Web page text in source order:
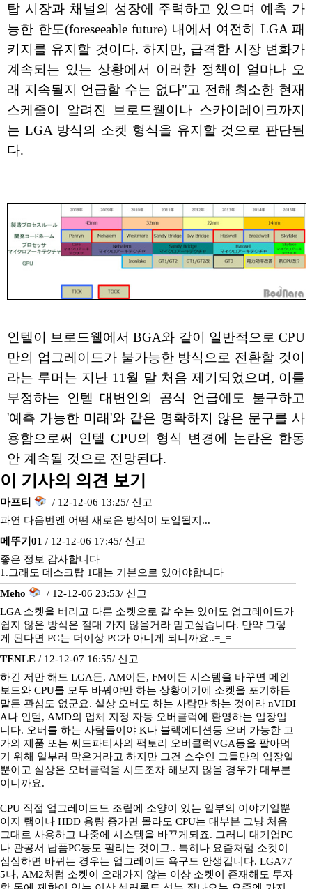
탑 시장과 채널의 성장에 주력하고 있으며 예측 가
능한 한도(foreseeable future) 내에서 여전히 LGA 패
키지를 유지할 것이다. 하지만, 급격한 시장 변화가
계속되는 있는 상황에서 이러한 정책이 얼마나 오
래 지속될지 언급할 수는 없다"고 전해 최소한 현재
스케줄이 알려진 브로드웰이나 스카이레이크까지
는 LGA 방식의 소켓 형식을 유지할 것으로 판단된
다.
인텔이 브로드웰에서 BGA와 같이 일반적으로 CPU
만의 업그레이드가 불가능한 방식으로 전환할 것이
라는 루머는 지난 11월 말 처음 제기되었으며, 이를
부정하는 인텔 대변인의 공식 언급에도 불구하고
'예측 가능한 미래'와 같은 명확하지 않은 문구를 사
용함으로써 인텔 CPU의 형식 변경에 논란은 한동
안 계속될 것으로 전망된다.
이 기사의 의견 보기
마프티 / 12-12-06 13:25/ 신고
과연 다음번엔 어떤 새로운 방식이 도입될지...
메뚜기01 / 12-12-06 17:45/ 신고
좋은 정보 감사합니다
1.그래도 데스크탑 1대는 기본으로 있어야합니다
Meho
/ 12-12-06 23:53/ 신고
LGA 소켓을 버리고 다른 소켓으로 갈 수는 있어도 업그레이드가
쉽지 않은 방식은 절대 가지 않을거라 믿고싶습니다. 만약 그렇
게 된다면 PC는 더이상 PC가 아니게 되니까요..=_=
TENLE / 12-12-07 16:55/ 신고
하긴 저만 해도 LGA든, AM이든, FM이든 시스템을 바꾸면 메인
보드와 CPU를 모두 바꿔야만 하는 상황이기에 소켓을 포기하든
말든 관심도 없군요. 실상 오버도 하는 사람만 하는 것이라 nVIDI
A나 인텔, AMD의 업체 지정 자동 오버클럭에 환영하는 입장입
니다. 오버를 하는 사람들이야 K나 블랙에디션등 오버 가능한 고
가의 제품 또는 써드파티사의 팩토리 오버클럭VGA등을 팔아먹
기 위해 일부러 막은거라고 하지만 그건 소수인 그들만의 입장일
뿐이고 실상은 오버클럭을 시도조차 해보지 않을 경우가 대부분
이니까요.
CPU 직접 업그레이드도 조립에 소양이 있는 일부의 이야기일뿐
이지 램이나 HDD 용량 증가면 몰라도 CPU는 대부분 그냥 처음
그대로 사용하고 나중에 시스템을 바꾸게되죠. 그러니 대기업PC
나 관공서 납품PC등도 팔리는 것이고.. 특히나 요즘처럼 소켓이
심심하면 바뀌는 경우는 업그레이드 욕구도 안생깁니다. LGA77
5나, AM2처럼 소켓이 오래가지 않는 이상 소켓이 존재해도 투자